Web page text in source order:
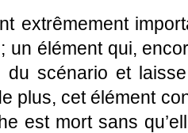
extrêmement
un élément qui,
du scénario et
plus, cet élément
est mort sans